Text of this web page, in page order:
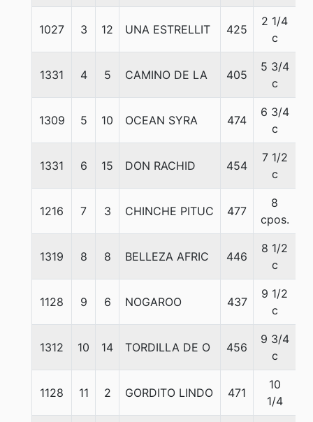
1027 3 12 UNA ESTRELLIT 425
2 1/4
c
1331 4 5 CAMINO DE LA 405
5 3/4
c
1309 5 10 OCEAN SYRA 474
6 3/4
c
1331 6 15 DON RACHID 454
7 1/2
c
1216 7 3 CHINCHE PITUC 477
8
cpos.
1319 8 8 BELLEZA AFRIC 446
8 1/2
c
1128 9 6 NOGAROO 437
9 1/2
c
1312 10 14 TORDILLA DE O 456
9 3/4
c
1128 11 2 GORDITO LINDO 471
10
1/4